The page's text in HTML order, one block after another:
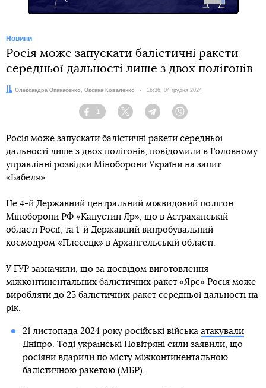
Новини
Росія може запускати балістичні ракети
середньої дальності лише з двох полігонів
Автори:
Олександра Опанасенко , Оксана Коваленко Дата:
16:36, 04 грудня 2024
Facebook
1
Twitter TelegramViber
Росія може запускати балістичні ракети середньої
дальності лише з двох полігонів, повідомили в Головному
управлінні розвідки Міноборони України на запит
«Бабеля».
Це 4-й Державний центральний міжвидовий полігон
Міноборони РФ «Капустин Яр», що в Астраханській
області Росії, та 1-й Державний випробувальний
космодром «Плесецк» в Архангельській області.
У ГУР зазначили, що за досвідом виготовлення
міжконтинентальних балістичних ракет «Ярс» Росія може
виробляти до 25 балістичних ракет середньої дальності на
рік.
21 листопада 2024 року російські війська атакували
Дніпро. Тоді українські Повітряні сили заявили, що
росіяни вдарили по місту міжконтинентальною
балістичною ракетою (МБР).